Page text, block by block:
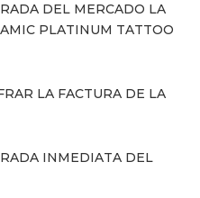
DEL MERCADO LA
PLATINUM TATTOO
LA FACTURA DE LA
INMEDIATA DEL